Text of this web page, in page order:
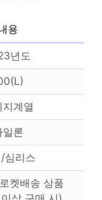
용
년도
지계열
일론
심리스
켓배송 상품